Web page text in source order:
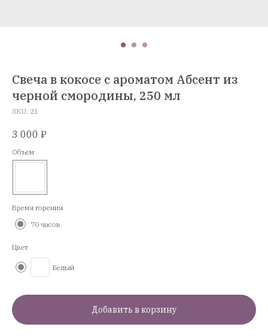
Свеча в кокосе с ароматом Абсент из
черной смородины, 250 мл
SKU: 21
3 000 ₽
Объем
Время горения
70 часов
Цвет
Белый
Добавить в корзину